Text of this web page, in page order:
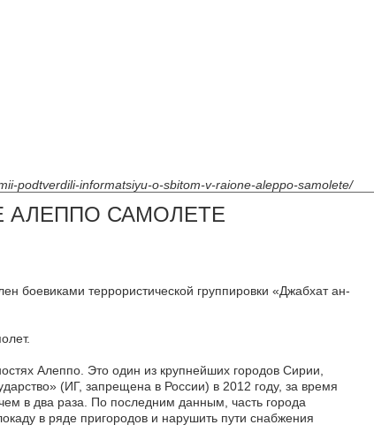
podtverdili-informatsiyu-o-sbitom-v-raione-aleppo-samolete/
АЛЕППО САМОЛЕТЕ
боевиками террористической группировки «Джабхат ан-
Алеппо. Это один из крупнейших городов Сирии,
(ИГ, запрещена в России) в 2012 году, за время
в два раза. По последним данным, часть города
в ряде пригородов и нарушить пути снабжения